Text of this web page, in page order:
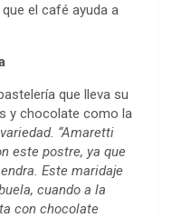
el café ayuda a
que lleva su
y chocolate como la
“Amaretti
este postre, ya que
Este maridaje
cuando a la
con chocolate